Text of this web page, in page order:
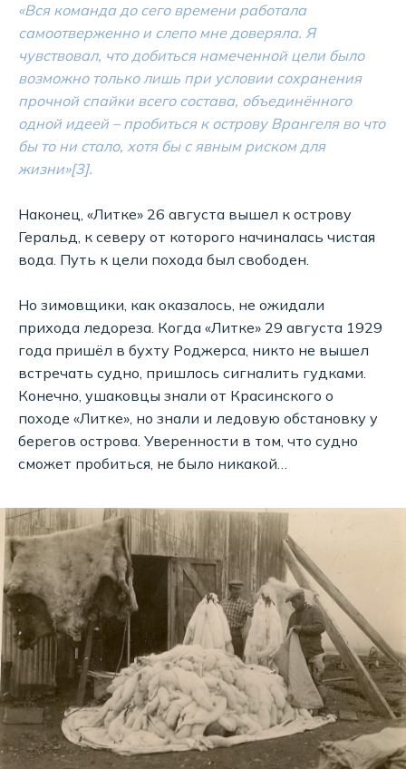
«Вся команда до сего времени работала
самоотверженно и слепо мне доверяла. Я
чувствовал, что добиться намеченной цели было
возможно только лишь при условии сохранения
прочной спайки всего состава, объединённого
одной идеей – пробиться к острову Врангеля во что
бы то ни стало, хотя бы с явным риском для
жизни»[3].
Наконец, «Литке» 26 августа вышел к острову
Геральд, к северу от которого начиналась чистая
вода. Путь к цели похода был свободен.
Но зимовщики, как оказалось, не ожидали
прихода ледореза. Когда «Литке» 29 августа 1929
года пришёл в бухту Роджерса, никто не вышел
встречать судно, пришлось сигналить гудками.
Конечно, ушаковцы знали от Красинского о
походе «Литке», но знали и ледовую обстановку у
берегов острова. Уверенности в том, что судно
сможет пробиться, не было никакой…